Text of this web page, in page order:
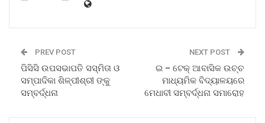
PREV POST
ପିସିସି ଉପସଭାପତି ସସ୍ମିତା ଓ
ସମ୍ପାଦିକା ଶିଳ୍ପୀଶ୍ରୀ ଙ୍କୁ
ସମ୍ବର୍ଦ୍ଧନା
NEXT POST
ଇ – ଟେକ୍ ଆବାସିକ ଉଚ୍ଚ
ମାଧ୍ୟମିକ ବିଦ୍ୟାଳୟରେ
ମେଧାବୀ ସମ୍ବର୍ଦ୍ଧନା ସମାରୋହ